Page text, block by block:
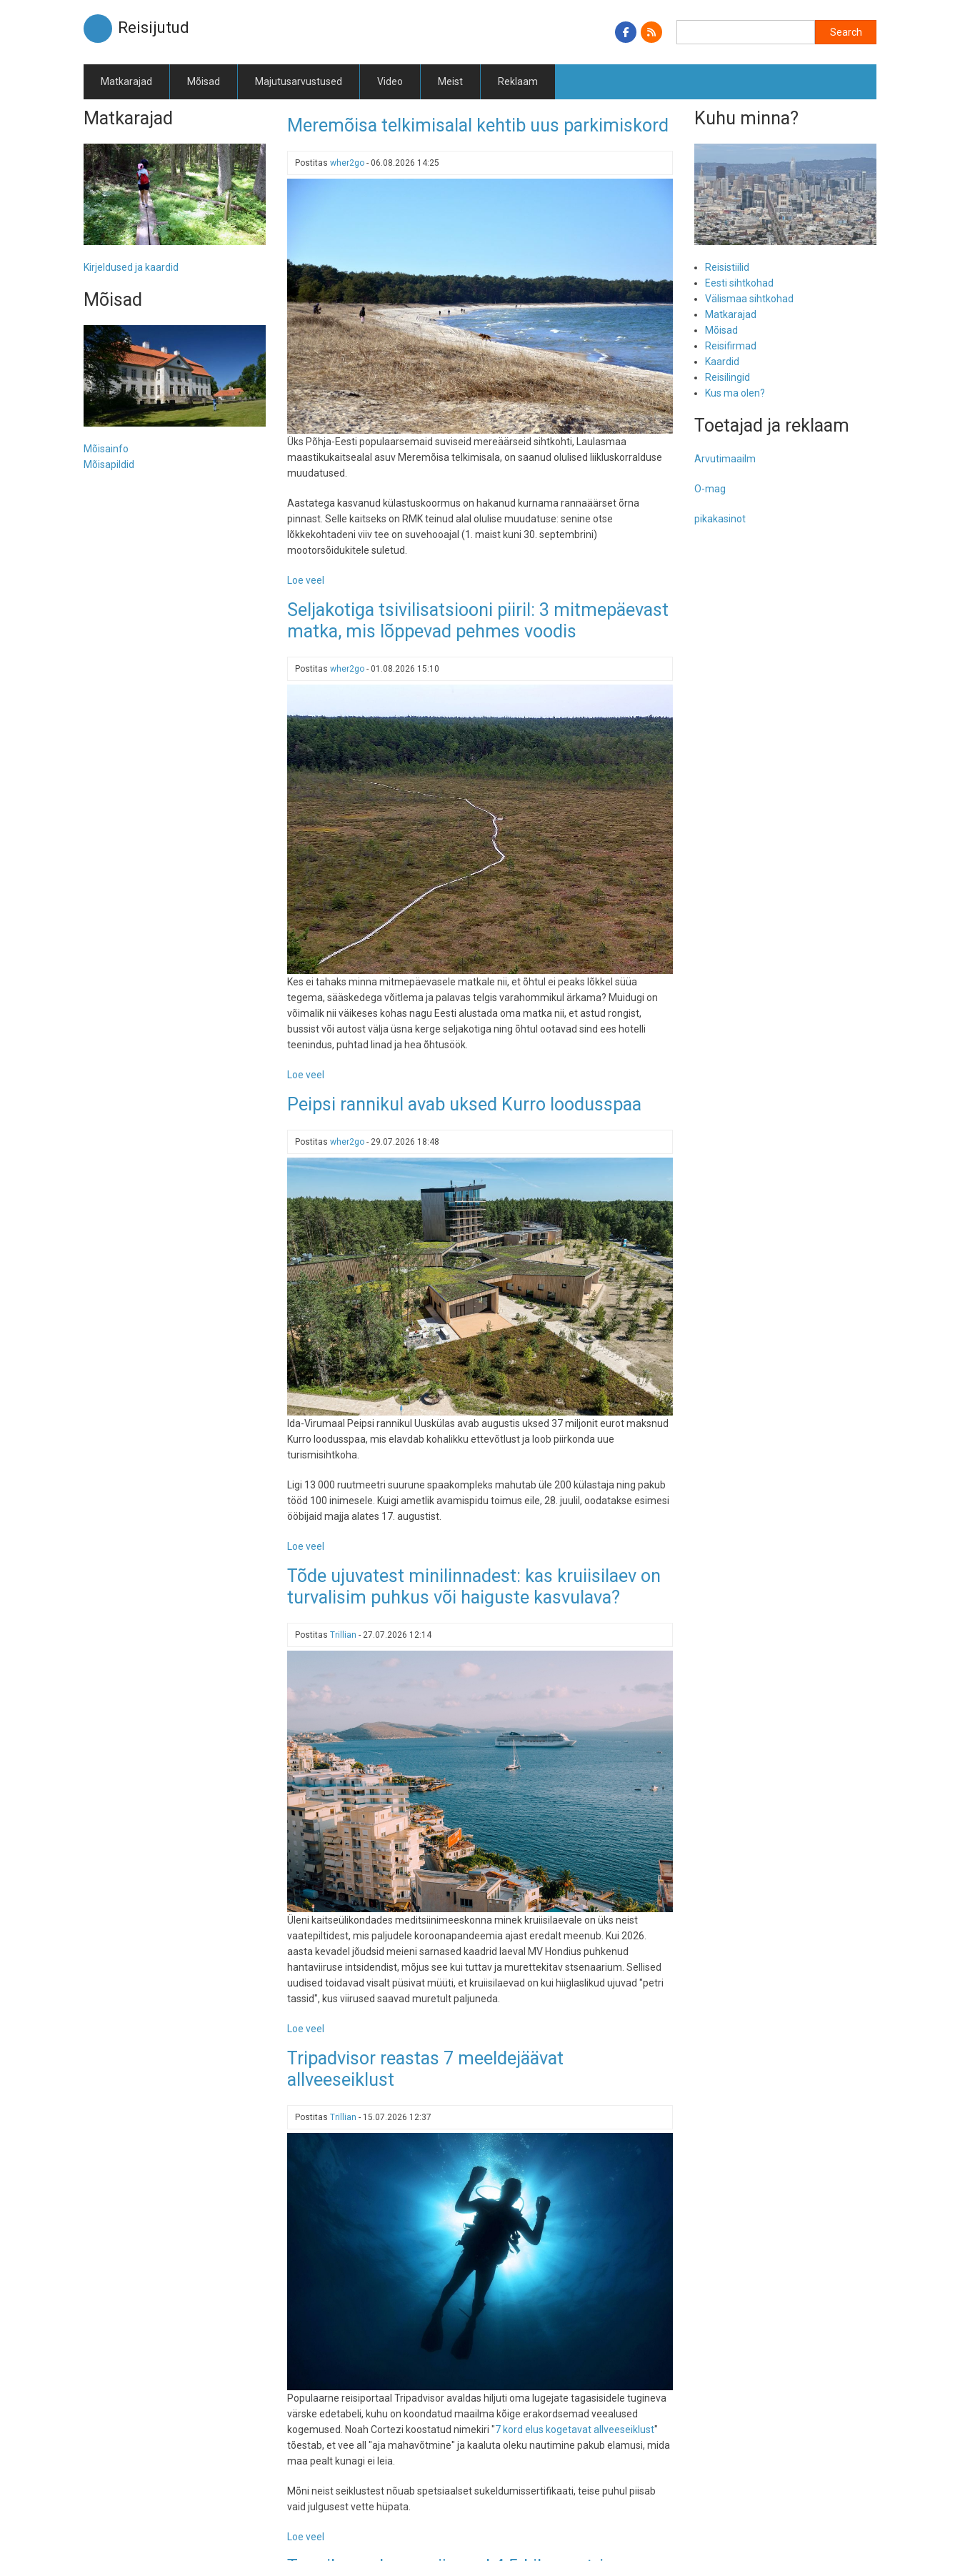
Reisijutud
Matkarajad Mõisad Majutusarvustused Video Meist Reklaam
Matkarajad
Kirjeldused ja kaardid
Mõisad
Mõisainfo
Mõisapildid
Meremõisa telkimisalal kehtib uus parkimiskord
Postitas wher2go - 06.08.2026 14:25
Üks Põhja-Eesti populaarsemaid suviseid mereäärseid sihtkohti, Laulasmaa
maastikukaitsealal asuv Meremõisa telkimisala, on saanud olulised liikluskorralduse
muudatused.
Aastatega kasvanud külastuskoormus on hakanud kurnama rannaäärset õrna
pinnast. Selle kaitseks on RMK teinud alal olulise muudatuse: senine otse
lõkkekohtadeni viiv tee on suvehooajal (1. maist kuni 30. septembrini)
mootorsõidukitele suletud.
Loe veel
telkimisalal
kehtib
uus
Seljakotiga tsivilisatsiooni piiril: 3 mitmepäevast
matka, mis lõppevad pehmes voodis
Postitas wher2go - 01.08.2026 15:10
Kes ei tahaks minna mitmepäevasele matkale nii, et õhtul ei peaks lõkkel süüa
tegema, sääskedega võitlema ja palavas telgis varahommikul ärkama? Muidugi on
võimalik nii väikeses kohas nagu Eesti alustada oma matka nii, et astud rongist,
bussist või autost välja üsna kerge seljakotiga ning õhtul ootavad sind ees hotelli
teenindus, puhtad linad ja hea õhtusöök.
Loe veel
tsivilisatsiooni
3
matka,
lõppevad
pehmes
voodis
Peipsi rannikul avab uksed Kurro loodusspaa
Postitas wher2go - 29.07.2026 18:48
Ida-Virumaal Peipsi rannikul Uuskülas avab augustis uksed 37 miljonit eurot maksnud
Kurro loodusspaa, mis elavdab kohalikku ettevõtlust ja loob piirkonda uue
turismisihtkoha.
Ligi 13 000 ruutmeetri suurune spaakompleks mahutab üle 200 külastaja ning pakub
tööd 100 inimesele. Kuigi ametlik avamispidu toimus eile, 28. juulil, oodatakse esimesi
ööbijaid majja alates 17. augustist.
Loe veel
rannikul
avab
loodusspaa
Tõde ujuvatest minilinnadest: kas kruiisilaev on
turvalisim puhkus või haiguste kasvulava?
Postitas Trillian - 27.07.2026 12:14
Üleni kaitseülikondades meditsiinimeeskonna minek kruiisilaevale on üks neist
vaatepiltidest, mis paljudele koroonapandeemia ajast eredalt meenub. Kui 2026.
aasta kevadel jõudsid meieni sarnased kaadrid laeval MV Hondius puhkenud
hantaviiruse intsidendist, mõjus see kui tuttav ja murettekitav stsenaarium. Sellised
uudised toidavad visalt püsivat müüti, et kruiisilaevad on kui hiiglaslikud ujuvad "petri
tassid", kus viirused saavad muretult paljuneda.
Loe veel
ujuvatest
minilinnadest:
on
Tripadvisor reastas 7 meeldejäävat
allveeseiklust
Postitas Trillian - 15.07.2026 12:37
Populaarne reisiportaal Tripadvisor avaldas hiljuti oma lugejate tagasisidele tugineva
värske edetabeli, kuhu on koondatud maailma kõige erakordsemad veealused
kogemused. Noah Cortezi koostatud nimekiri "7 kord elus kogetavat allveeseiklust"
tõestab, et vee all "aja mahavõtmine" ja kaaluta oleku nautimine pakub elamusi, mida
maa pealt kunagi ei leia.
Mõni neist seiklustest nõuab spetsiaalset sukeldumissertifikaati, teise puhul piisab
vaid julgusest vette hüpata.
Loe veel
Kuhu minna?
Reisistiilid
Eesti sihtkohad
Välismaa sihtkohad
Matkarajad
Mõisad
Reisifirmad
Kaardid
Reisilingid
Kus ma olen?
Toetajad ja reklaam
Arvutimaailm
O-mag
pikakasinot